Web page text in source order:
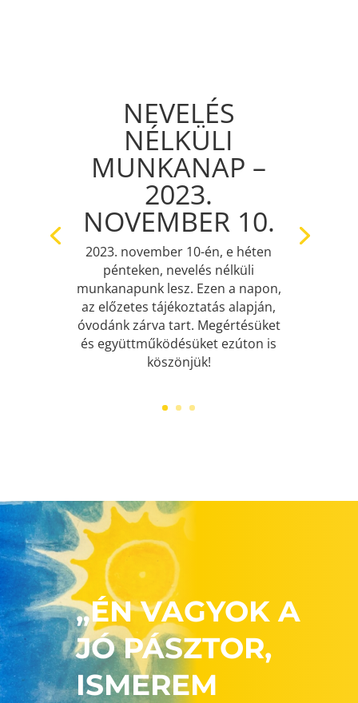
NEVELÉS
NÉLKÜLI
MUNKANAP –
2023.
NOVEMBER 10.
2023. november 10-én, e héten
pénteken, nevelés nélküli
munkanapunk lesz. Ezen a napon,
az előzetes tájékoztatás alapján,
óvodánk zárva tart. Megértésüket
és együttműködésüket ezúton is
köszönjük!
„ÉN VAGYOK A
JÓ PÁSZTOR,
ISMEREM